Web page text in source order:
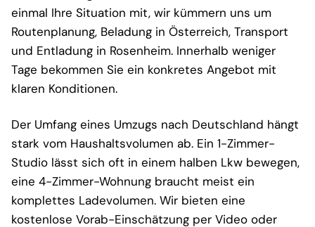
einmal Ihre Situation mit, wir kümmern uns um
Routenplanung, Beladung in Österreich, Transport
und Entladung in Rosenheim. Innerhalb weniger
Tage bekommen Sie ein konkretes Angebot mit
klaren Konditionen.
Der Umfang eines Umzugs nach Deutschland hängt
stark vom Haushaltsvolumen ab. Ein 1-Zimmer-
Studio lässt sich oft in einem halben Lkw bewegen,
eine 4-Zimmer-Wohnung braucht meist ein
komplettes Ladevolumen. Wir bieten eine
kostenlose Vorab-Einschätzung per Video oder